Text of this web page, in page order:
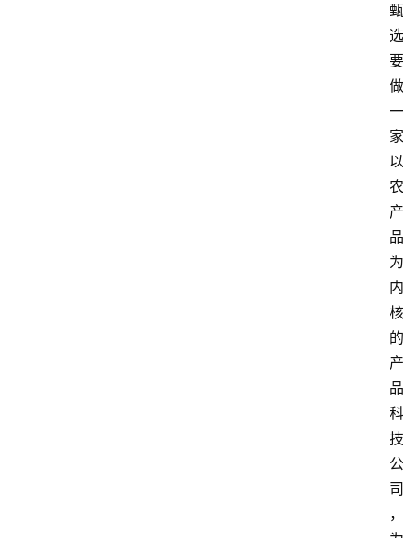
甄
选
要
做
一
家
以
农
产
品
为
内
核
的
产
品
科
技
公
司
，